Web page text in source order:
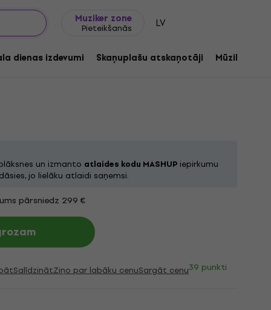
Muziker zone
Pieteikšanās LV
dienas izdevumi Skaņuplašu atskaņotāji Mūzikas
Craven - Dump Gawd: Hyperbolic
(Limited Edition) (LP)
un izmanto atlaides kodu MASHUP iepirkumu
jo lielāku atlaidi saņemsi.
pārsniedz 299 €
SalīdzinātZiņo par labāku cenuSargāt cenu39 punkti